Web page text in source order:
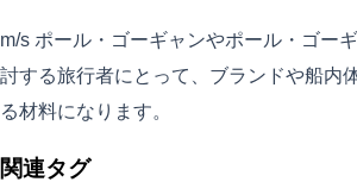
m/s ポール・ゴーギャンやポール・ゴー
討する旅行者にとって、ブランドや船内
る材料になります。
関連タグ